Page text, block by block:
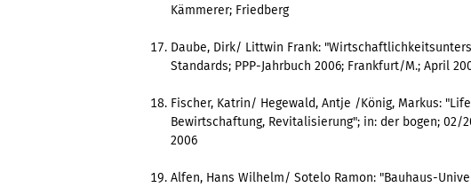
Kämmerer; Friedberg
Daube, Dirk/ Littwin Frank:
Standards; PPP-Jahrbuch 2006; Frankfurt/M.; April
Fischer, Katrin/ Hegewald, Antje /König, Markus:
Bewirtschaftung, Revitalisierung"; in: der bogen; 02/
2006
Alfen, Hans Wilhelm/ Sotelo Ramon: "Bauhaus-